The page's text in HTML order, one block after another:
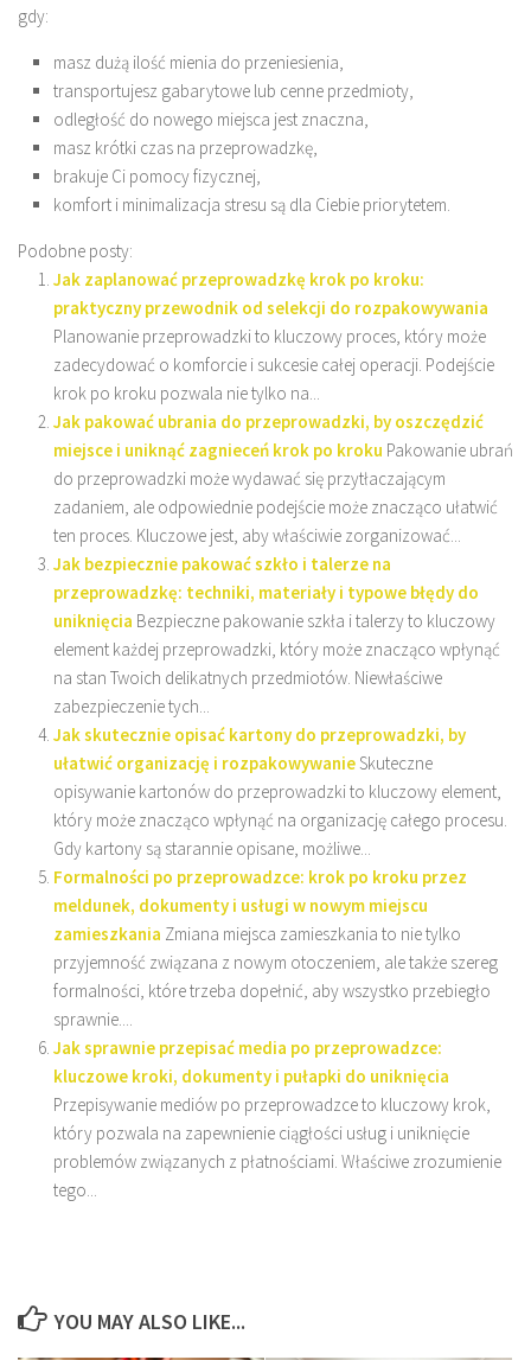
gdy:
masz dużą ilość mienia do przeniesienia,
transportujesz gabarytowe lub cenne przedmioty,
odległość do nowego miejsca jest znaczna,
masz krótki czas na przeprowadzkę,
brakuje Ci pomocy fizycznej,
komfort i minimalizacja stresu są dla Ciebie priorytetem.
Podobne posty:
Jak zaplanować przeprowadzkę krok po kroku:
praktyczny przewodnik od selekcji do rozpakowywania
Planowanie przeprowadzki to kluczowy proces, który może
zadecydować o komforcie i sukcesie całej operacji. Podejście
krok po kroku pozwala nie tylko na...
Jak pakować ubrania do przeprowadzki, by oszczędzić
miejsce i uniknąć zagnieceń krok po kroku Pakowanie ubrań
do przeprowadzki może wydawać się przytłaczającym
zadaniem, ale odpowiednie podejście może znacząco ułatwić
ten proces. Kluczowe jest, aby właściwie zorganizować...
Jak bezpiecznie pakować szkło i talerze na
przeprowadzkę: techniki, materiały i typowe błędy do
uniknięcia Bezpieczne pakowanie szkła i talerzy to kluczowy
element każdej przeprowadzki, który może znacząco wpłynąć
na stan Twoich delikatnych przedmiotów. Niewłaściwe
zabezpieczenie tych...
Jak skutecznie opisać kartony do przeprowadzki, by
ułatwić organizację i rozpakowywanieSkuteczne
opisywanie kartonów do przeprowadzki to kluczowy element,
który może znacząco wpłynąć na organizację całego procesu.
Gdy kartony są starannie opisane, możliwe...
Formalności po przeprowadzce: krok po kroku przez
meldunek, dokumenty i usługi w nowym miejscu
zamieszkania Zmiana miejsca zamieszkania to nie tylko
przyjemność związana z nowym otoczeniem, ale także szereg
formalności, które trzeba dopełnić, aby wszystko przebiegło
sprawnie....
Jak sprawnie przepisać media po przeprowadzce:
kluczowe kroki, dokumenty i pułapki do uniknięcia
Przepisywanie mediów po przeprowadzce to kluczowy krok,
który pozwala na zapewnienie ciągłości usług i uniknięcie
problemów związanych z płatnościami. Właściwe zrozumienie
tego...
YOU MAY ALSO LIKE...